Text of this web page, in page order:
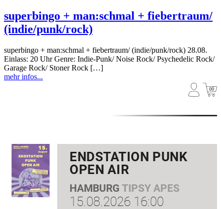
superbingo + man:schmal + fiebertraum/
(indie/punk/rock)
superbingo + man:schmal + fiebertraum/ (indie/punk/rock) 28.08.
Einlass: 20 Uhr Genre: Indie-Punk/ Noise Rock/ Psychedelic Rock/
Garage Rock/ Stoner Rock […]
mehr infos...